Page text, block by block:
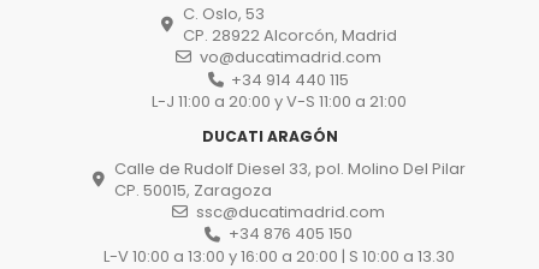
C. Oslo, 53
CP. 28922 Alcorcón, Madrid
vo@ducatimadrid.com
+34 914 440 115
L-J 11:00 a 20:00 y V-S 11:00 a 21:00
DUCATI ARAGÓN
Calle de Rudolf Diesel 33, pol. Molino Del Pilar
CP. 50015, Zaragoza
ssc@ducatimadrid.com
+34 876 405 150
L-V 10:00 a 13:00 y 16:00 a 20:00 | S 10:00 a 13.30